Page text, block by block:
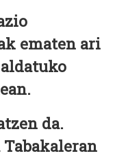
ematen ari
da.